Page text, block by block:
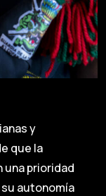
y
que la
una prioridad
autonomía